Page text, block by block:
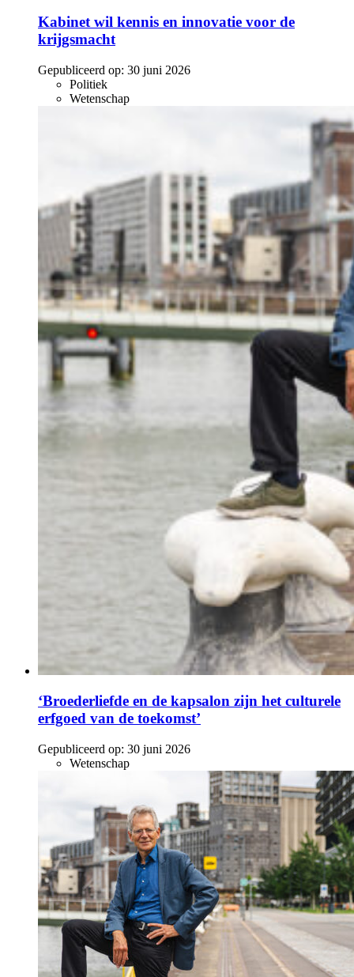
Kabinet wil kennis en innovatie voor de
krijgsmacht
Gepubliceerd op: 30 juni 2026
Politiek
Wetenschap
‘Broederliefde en de kapsalon zijn het culturele
erfgoed van de toekomst’
Gepubliceerd op: 30 juni 2026
Wetenschap